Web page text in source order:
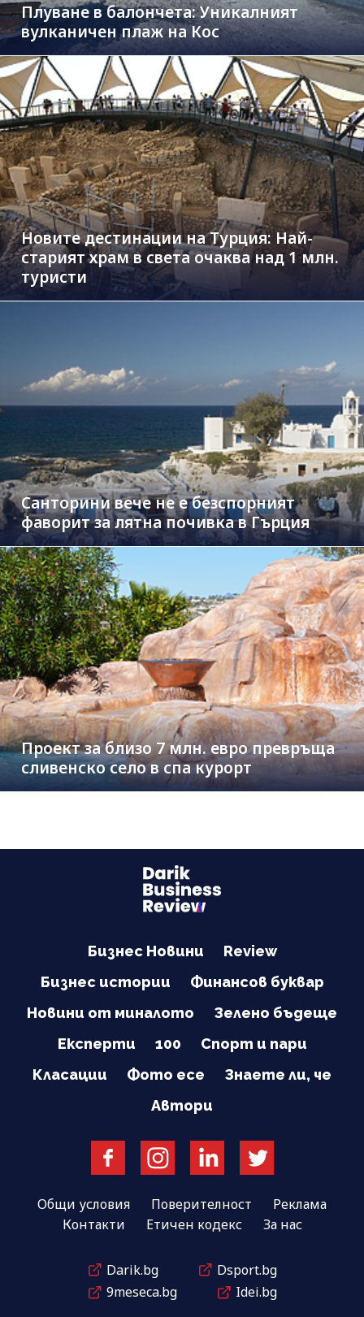
Плуване в балончета: Уникалният
вулканичен плаж на Кос
Новите дестинации на Турция: Най-
старият храм в света очаква над 1 млн.
туристи
Санторини вече не е безспорният
фаворит за лятна почивка в Гърция
Проект за близо 7 млн. евро превръща
сливенско село в спа курорт
Бизнес Новини
Review
Бизнес истории
Финансов буквар
Новини от миналото
Зелено бъдеще
Експерти
100
Спорт и пари
Класации
Фото есе
Знаете ли, че
Автори
Общи условия Поверителност
Реклама
Контакти
Етичен кодекс За нас
Darik.bg
Dsport.bg
9meseca.bg
Idei.bg